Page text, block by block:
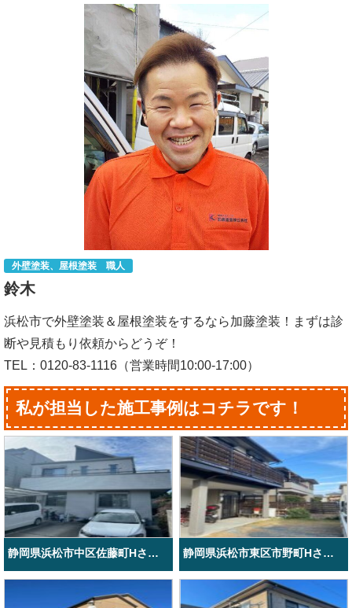
外壁塗装、屋根塗装 職人
鈴木
浜松市で外壁塗装＆屋根塗装をするなら加藤塗装！まずは診
断や見積もり依頼からどうぞ！
TEL：0120-83-1116（営業時間10:00-17:00）
私が担当した施工事例はコチラです！
静岡県浜松市中区佐藤町Hさま邸屋根塗装外壁塗装工事 静岡県浜松市東区市野町Hさま邸屋根外壁塗装工事